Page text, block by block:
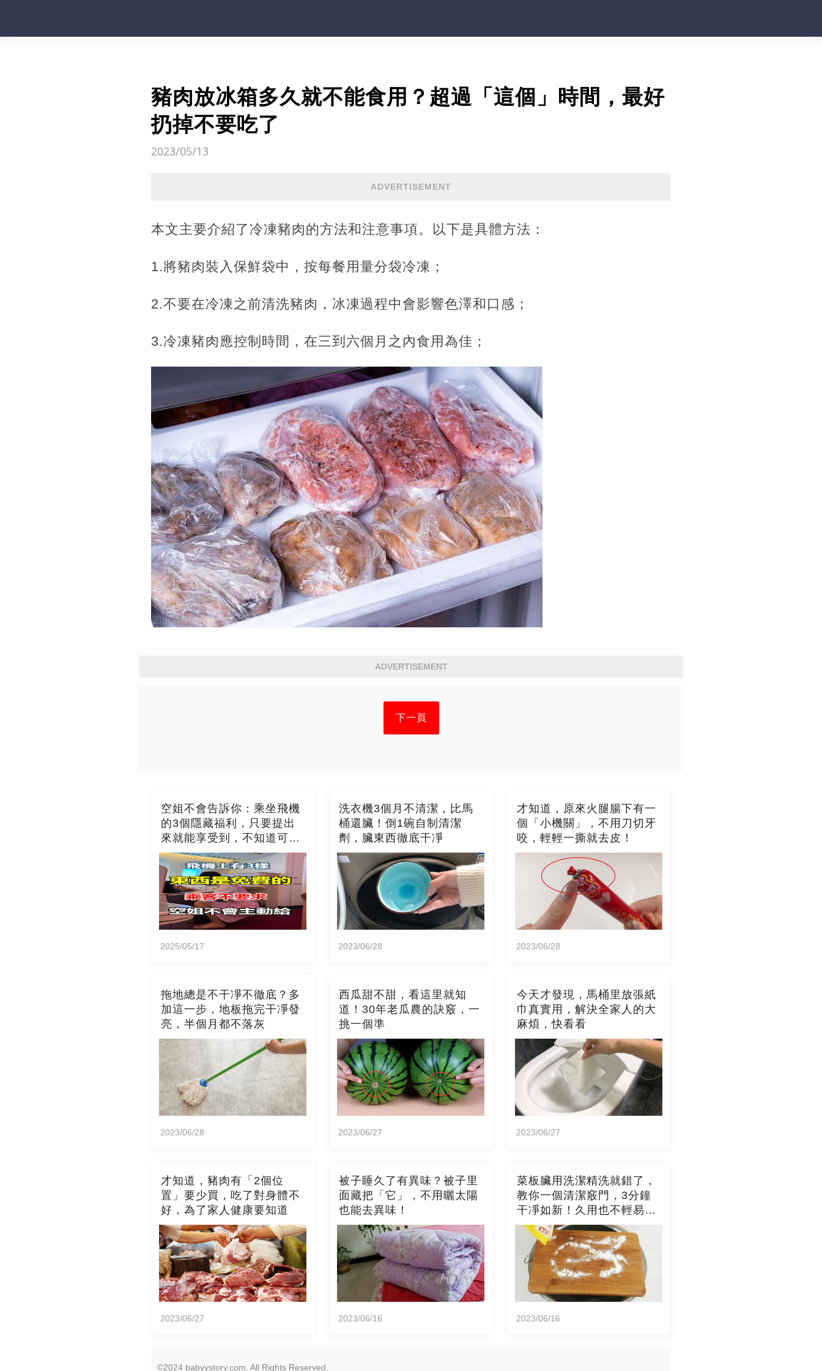
豬肉放冰箱多久就不能食用？超過「這個」時間，最好
扔掉不要吃了
2023/05/13
ADVERTISEMENT
本文主要介紹了冷凍豬肉的方法和注意事項。以下是具體方法：
1.將豬肉裝入保鮮袋中，按每餐用量分袋冷凍；
2.不要在冷凍之前清洗豬肉，冰凍過程中會影響色澤和口感；
3.冷凍豬肉應控制時間，在三到六個月之內食用為佳；
ADVERTISEMENT
下一頁
空姐不會告訴你：乘坐飛機
的3個隱藏福利，只要提出
來就能享受到，不知道可就
吃虧了
2025/05/17
洗衣機3個月不清潔，比馬
桶還臟！倒1碗自制清潔
劑，臟東西徹底干凈
2023/06/28
才知道，原來火腿腸下有一
個「小機關」，不用刀切牙
咬，輕輕一撕就去皮！
2023/06/28
拖地總是不干凈不徹底？多
加這一步，地板拖完干凈發
亮，半個月都不落灰
2023/06/28
西瓜甜不甜，看這里就知
道！30年老瓜農的訣竅，一
挑一個準
2023/06/27
今天才發現，馬桶里放張紙
巾真實用，解決全家人的大
麻煩，快看看
2023/06/27
才知道，豬肉有「2個位
置」要少買，吃了對身體不
好，為了家人健康要知道
2023/06/27
被子睡久了有異味？被子里
面藏把「它」，不用曬太陽
也能去異味！
2023/06/16
菜板臟用洗潔精洗就錯了，
教你一個清潔竅門，3分鐘
干凈如新！久用也不輕易發
霉
2023/06/16
©2024 babyystory.com. All Rights Reserved.